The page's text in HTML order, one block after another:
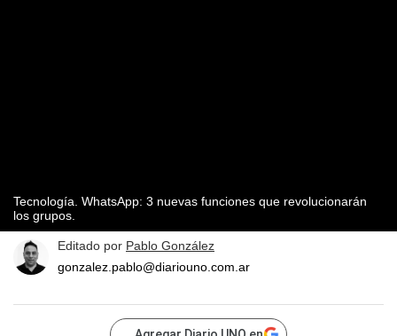
Tecnología. WhatsApp: 3 nuevas funciones que revolucionarán
los grupos.
Editado por Pablo González
gonzalez.pablo@diariouno.com.ar